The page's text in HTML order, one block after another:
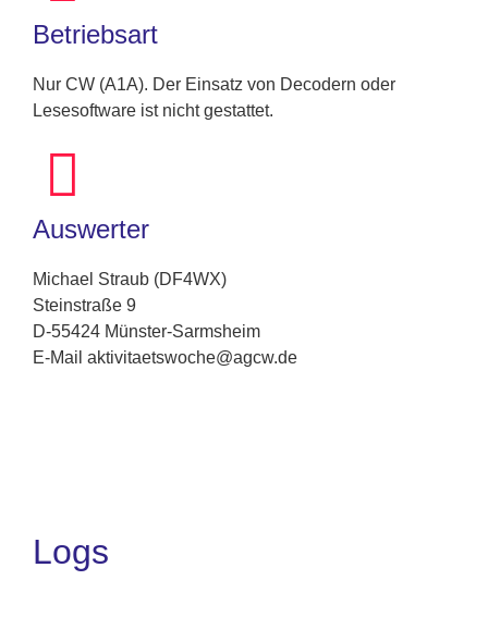
Betriebsart
Nur CW (A1A). Der Einsatz von Decodern oder
Lesesoftware ist nicht gestattet.
Auswerter
Michael Straub (DF4WX)
Steinstraße 9
D-55424 Münster-Sarmsheim
E-Mail aktivitaetswoche@agcw.de
Logs